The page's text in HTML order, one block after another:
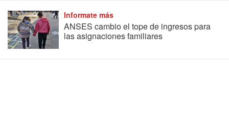
Informate más
ANSES cambio el tope de ingresos para
las asignaciones familiares